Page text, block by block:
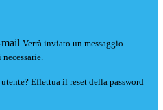
Verrà inviato un messaggio
Effettua il reset della password